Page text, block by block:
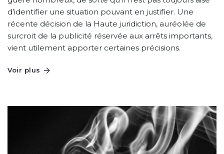
d’identifier une situation pouvant en justifier. Une
récente décision de la Haute juridiction, auréolée de
surcroit de la publicité réservée aux arrêts importants,
vient utilement apporter certaines précisions.
Voir plus